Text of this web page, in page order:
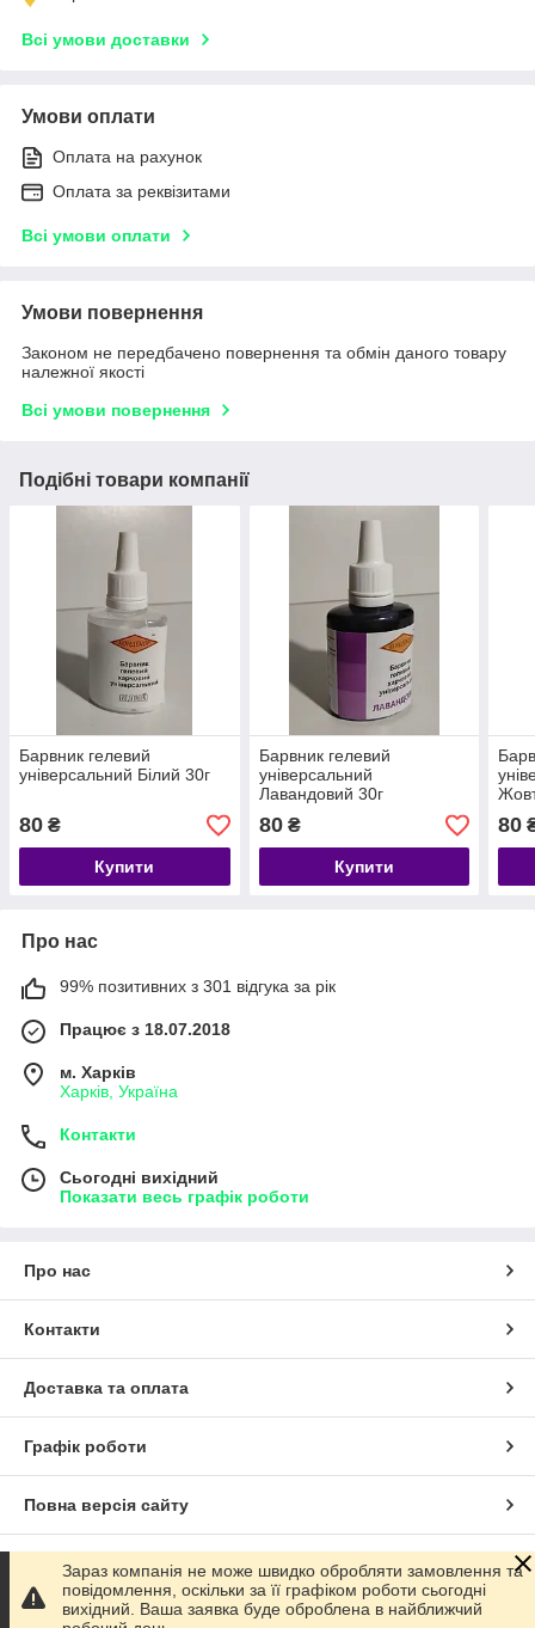
Всі умови доставки
Умови оплати
Оплата на рахунок
Оплата за реквізитами
Всі умови оплати
Умови повернення
Законом не передбачено повернення та обмін даного товару
належної якості
Всі умови повернення
Подібні товари компанії
Барвник гелевий
універсальний Білий 30г
80 ₴
Купити
Барвник гелевий
універсальний
Лавандовий 30г
80₴
Купити
80
Про нас
99% позитивних з 301 відгука за рік
Працює з 18.07.2018
м. Харків
Харків, Україна
Контакти
Сьогодні вихідний
Показати весь графік роботи
Про нас
Контакти
Доставка та оплата
Графік роботи
Повна версія сайту
Сайт створено на маркетплейсіProm.ua
Політика конфіденційності
Зараз компанія не може швидко обробляти замовлення та
повідомлення, оскільки за її графіком роботи сьогодні
вихідний. Ваша заявка буде оброблена в найближчий